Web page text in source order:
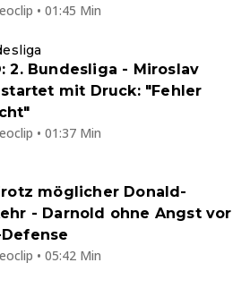
• 01:45 Min
2. Bundesliga - Miroslav
startet mit Druck: "Fehler
• 01:37 Min
möglicher Donald-
- Darnold ohne Angst vor
Defense
• 05:42 Min